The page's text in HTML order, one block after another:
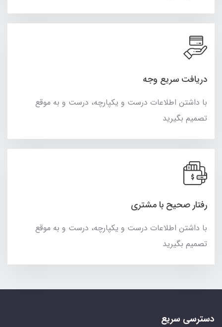
دریافت سریع وجه
با داشتن اطلاعات درست و یکپارچه، درست و به موقع
تصمیم بگیرید
رفتار صحیح با مشتری
با داشتن اطلاعات درست و یکپارچه، درست و به موقع
تصمیم بگیرید
دسترسی سریع